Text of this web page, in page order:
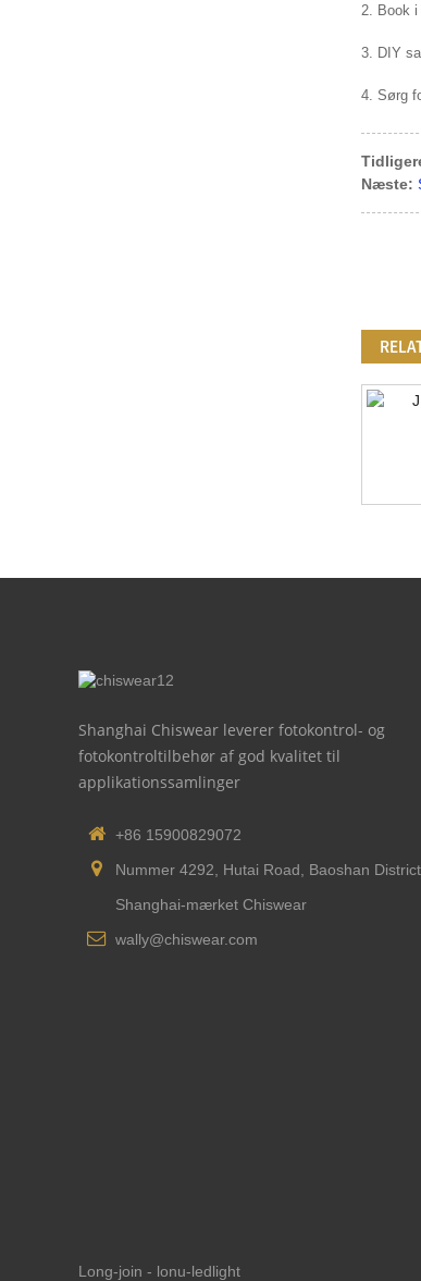
2. Book
3. DIY
4. Sørg
Næste:
Shanghai Chiswear leverer fotokontrol- og
fotokontroltilbehør af god kvalitet til
applikationssamlinger
+86 15900829072
Nummer 4292, Hutai Road, Baoshan District
Shanghai-mærket Chiswear
wally@chiswear.com
Long-join - lonu-ledlight